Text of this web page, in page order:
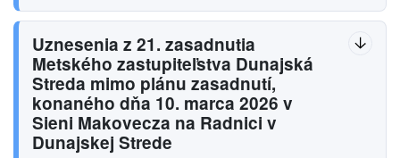
Uznesenia z 21. zasadnutia
Metského zastupiteľstva Dunajská
Streda mimo plánu zasadnutí,
konaného dňa 10. marca 2026 v
Sieni Makovecza na Radnici v
Dunajskej Strede